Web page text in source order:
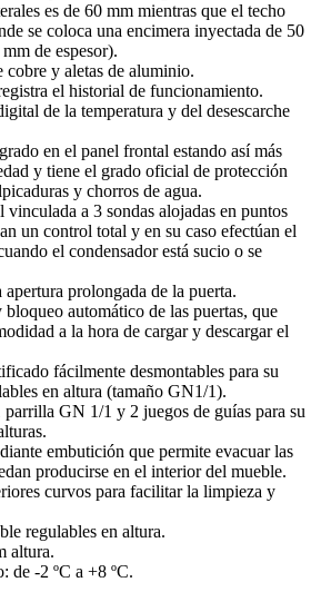
es de 60 mm mientras que el techo
se coloca una encimera inyectada de 50
de espesor).
cobre y aletas de aluminio.
el historial de funcionamiento.
de la temperatura y del desescarche
en el panel frontal estando así más
y tiene el grado oficial de protección
y chorros de agua.
vinculada a 3 sondas alojadas en puntos
un control total y en su caso efectúan el
el condensador está sucio o se
prolongada de la puerta.
automático de las puertas, que
a la hora de cargar y descargar el
fácilmente desmontables para su
en altura (tamaño GN1/1).
GN 1/1 y 2 juegos de guías para su
embutición que permite evacuar las
producirse en el interior del mueble.
curvos para facilitar la limpieza y
regulables en altura.
altura.
de -2 ºC a +8 ºC.